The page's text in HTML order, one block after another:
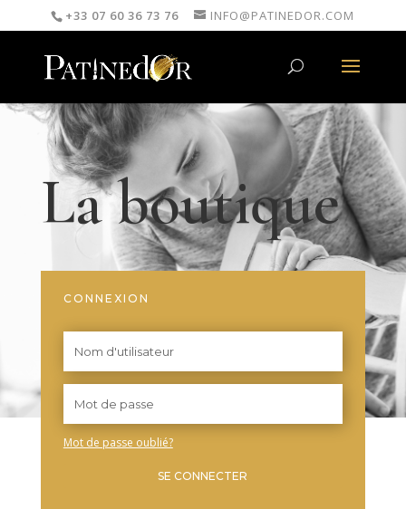
+33 07 60 36 73 76 INFO@PATINEDOR.COM
La boutique
CONNEXION
Mot de passe oublié?
SE CONNECTER